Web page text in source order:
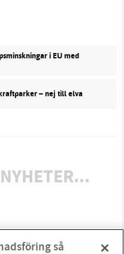
i EU med
– nej till elva
så